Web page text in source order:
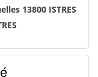
13800 ISTRES